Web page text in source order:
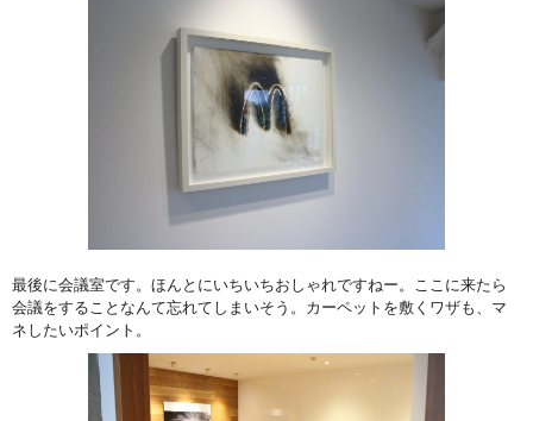
最後に会議室です。ほんとにいちいちおしゃれですねー。ここに来たら
会議をすることなんて忘れてしまいそう。カーペットを敷くワザも、マ
ネしたいポイント。